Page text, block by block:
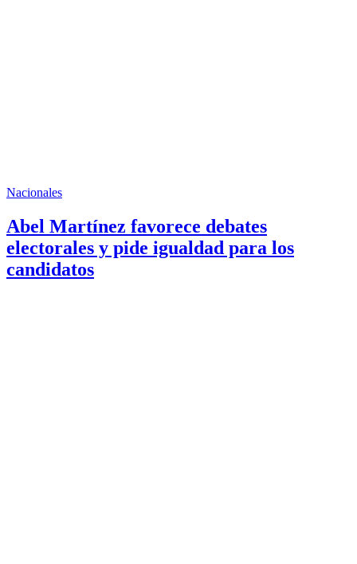
Nacionales
Abel Martínez favorece debates
electorales y pide igualdad para los
candidatos